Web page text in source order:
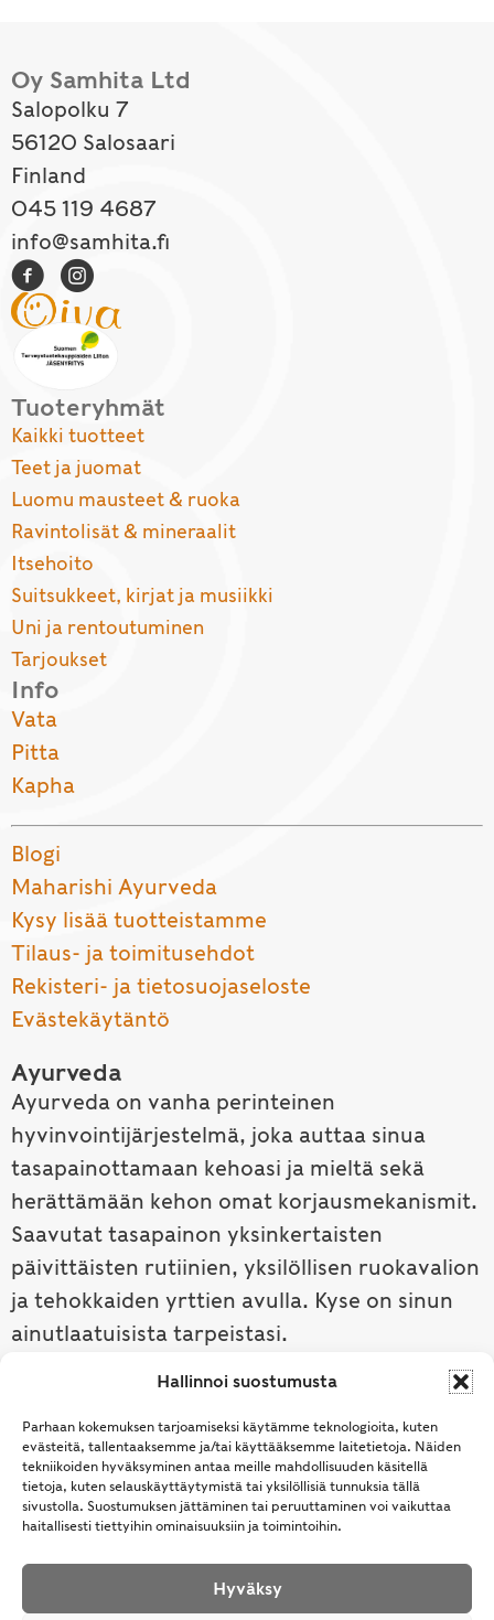
Hallinnoi suostumusta
Parhaan kokemuksen tarjoamiseksi käytämme teknologioita, kuten
evästeitä, tallentaaksemme ja/tai käyttääksemme laitetietoja. Näiden
tekniikoiden hyväksyminen antaa meille mahdollisuuden käsitellä
tietoja, kuten selauskäyttäytymistä tai yksilöllisiä tunnuksia tällä
sivustolla. Suostumuksen jättäminen tai peruuttaminen voi vaikuttaa
haitallisesti tiettyihin ominaisuuksiin ja toimintoihin.
Hyväksy
Oy Samhita Ltd
Salopolku 7
56120 Salosaari
Finland
045 119 4687
info@samhita.fi
Tuoteryhmät
Kaikki tuotteet
Teet ja juomat
Luomu mausteet & ruoka
Ravintolisät & mineraalit
Itsehoito
Suitsukkeet, kirjat ja musiikki
Uni ja rentoutuminen
Tarjoukset
Info
Vata
Pitta
Kapha
Blogi
Maharishi Ayurveda
Kysy lisää tuotteistamme
Tilaus- ja toimitusehdot
Rekisteri- ja tietosuojaseloste
Evästekäytäntö
Ayurveda
Ayurveda on vanha perinteinen
hyvinvointijärjestelmä, joka auttaa sinua
tasapainottamaan kehoasi ja mieltä sekä
herättämään kehon omat korjausmekanismit.
Saavutat tasapainon yksinkertaisten
päivittäisten rutiinien, yksilöllisen ruokavalion
ja tehokkaiden yrttien avulla. Kyse on sinun
ainutlaatuisista tarpeistasi.
Tutustu ayurvedaan →